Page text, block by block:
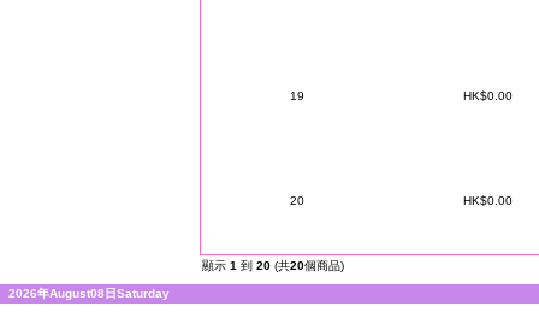
19 HK$0.00
20 HK$0.00
顯示 1 到 20 (共20個商品)
2026年August08日Saturday